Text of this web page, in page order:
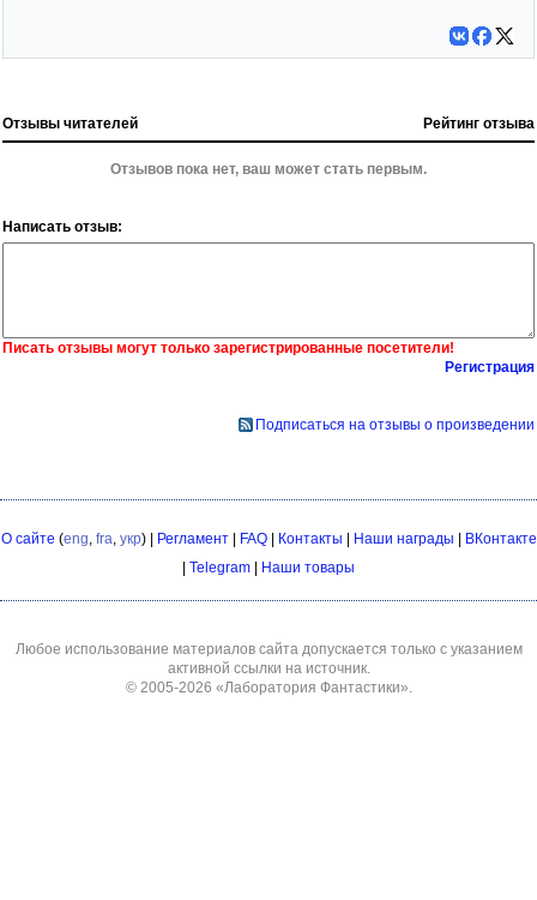
Отзывы читателей Рейтинг отзыва
Отзывов пока нет, ваш может стать первым.
Написать отзыв:
Писать отзывы могут только зарегистрированные посетители!
Регистрация
Подписаться на отзывы о произведении
О сайте (eng fra укр) | Регламент| FAQ| Контакты | Наши награды | ВКонтакте
| Telegram | Наши товары
Любое использование материалов сайта допускается только с указанием
активной ссылки на источник.
© 2005-2026 «Лаборатория Фантастики»